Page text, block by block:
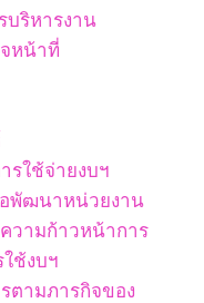
บริหารงาน
หน้าที่
รใช้จ่ายงบฯ
พัฒนาหน่วยงาน
วามก้าวหน้าการ
ช้งบฯ
ตามภารกิจของ